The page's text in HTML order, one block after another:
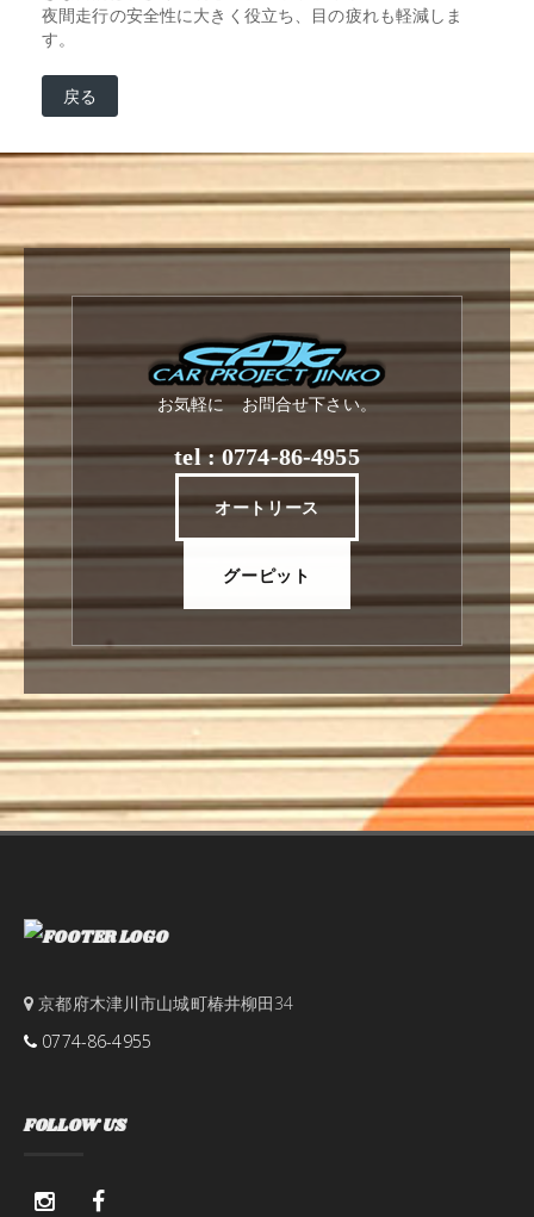
夜間走行の安全性に大きく役立ち、目の疲れも軽減しま
す。
戻る
お気軽に お問合せ下さい。
tel : 0774-86-4955
オートリース
グーピット
京都府木津川市山城町椿井柳田34
0774-86-4955
FOLLOW US